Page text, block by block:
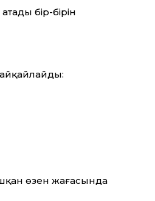
бір-бірін
өзен жағасында